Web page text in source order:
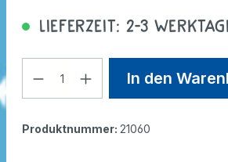
Lieferzeit: 2-3
In den
Produktnummer: 21060